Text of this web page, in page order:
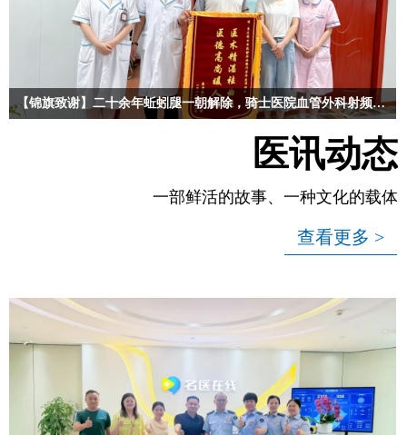
【锦旗致谢】二十余年蚯蚓腿一朝解除，骑士医院血管外科射频微创消融术解患者多年困扰
医讯动态
一部鲜活的故事、一种文化的载体
查看更多 >